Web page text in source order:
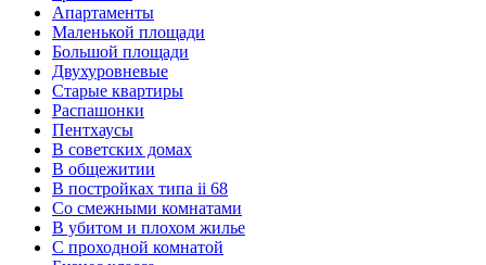
Апартаменты
Маленькой площади
Большой площади
Двухуровневые
Старые квартиры
Распашонки
Пентхаусы
В советских домах
В общежитии
В постройках типа ii 68
Со смежными комнатами
В убитом и плохом жилье
С проходной комнатой